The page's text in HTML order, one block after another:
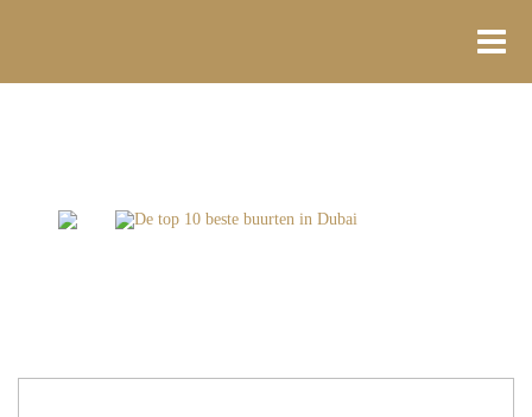
De top 10 beste buurten in Dubai